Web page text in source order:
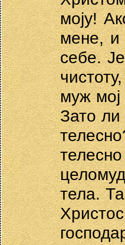
моју!
мене, и
себе.
муж мој
Зато
тела.